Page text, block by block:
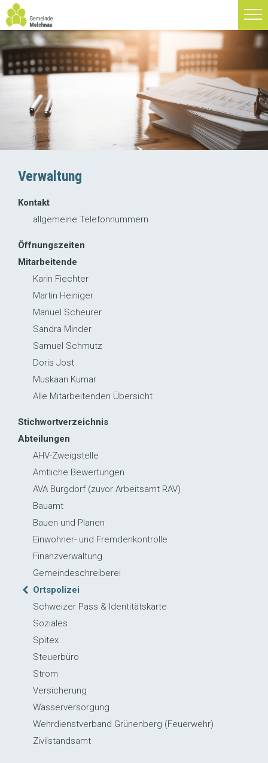
Verwaltung
Kontakt
allgemeine Telefonnummern
Öffnungszeiten
Mitarbeitende
Karin Fiechter
Martin Heiniger
Manuel Scheurer
Sandra Minder
Samuel Schmutz
Doris Jost
Muskaan Kumar
Alle Mitarbeitenden Übersicht
Stichwortverzeichnis
Abteilungen
AHV-Zweigstelle
Amtliche Bewertungen
AVA Burgdorf (zuvor Arbeitsamt RAV)
Bauamt
Bauen und Planen
Einwohner- und Fremdenkontrolle
Finanzverwaltung
Gemeindeschreiberei
Ortspolizei
Schweizer Pass & Identitätskarte
Soziales
Spitex
Steuerbüro
Strom
Versicherung
Wasserversorgung
Wehrdienstverband Grünenberg (Feuerwehr)
Zivilstandsamt